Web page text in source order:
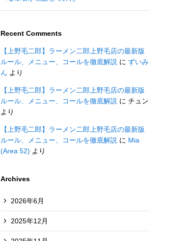
Recent Comments
【上野毛二郎】ラーメン二郎上野毛店の最新版
ルール、メニュー、コールを徹底解説 に ずいみ
ん より
【上野毛二郎】ラーメン二郎上野毛店の最新版
ルール、メニュー、コールを徹底解説 に チュン
より
【上野毛二郎】ラーメン二郎上野毛店の最新版
ルール、メニュー、コールを徹底解説 に Mia
(Area 52) より
Archives
2026年6月
2025年12月